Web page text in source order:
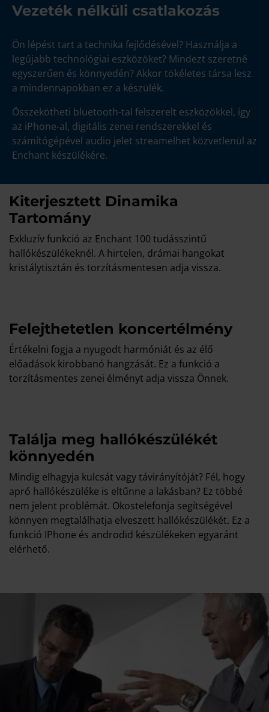
Vezeték nélküli csatlakozás
Ön lépést tart a technika fejlődésével? Használja a
legújabb technológiai eszközöket? Mindezt szeretné
egyszerűen és könnyedén? Akkor tökéletes társa lesz
a mindennapokban ez a készülék.
Összekötheti bluetooth-tal felszerelt eszközökkel, így
az iPhone-al, digitális zenei rendszerekkel és
számítógépével audio jelet streamelhet közvetlenül az
Enchant készülékére.
Kiterjesztett Dinamika
Tartomány
Exkluzív funkció az Enchant 100 tudásszintű
hallókészülékeknél. A hirtelen, drámai hangokat
kristálytisztán és torzításmentesen adja vissza.
Felejthetetlen koncertélmény
Értékelni fogja a nyugodt harmóniát és az élő
előadások kirobbanó hangzását. Ez a funkció a
torzításmentes zenei élményt adja vissza Önnek.
Találja meg hallókészülékét
könnyedén
Mindig elhagyja kulcsát vagy távirányítóját? Fél, hogy
apró hallókészüléke is eltűnne a lakásban? Ez többé
nem jelent problémát. Okostelefonja segítségével
könnyen megtalálhatja elveszett hallókészülékét. Ez a
funkció IPhone és androdid készülékeken egyaránt
elérhető.